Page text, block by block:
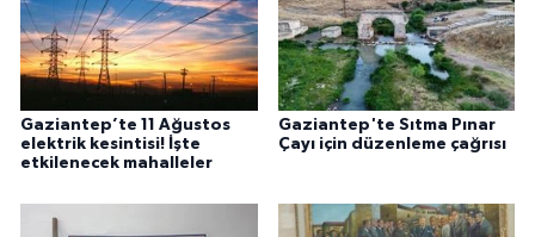
Gaziantep’te 11 Ağustos
elektrik kesintisi! İşte
etkilenecek mahalleler
Gaziantep'te Sıtma Pınar
Çayı için düzenleme çağrısı